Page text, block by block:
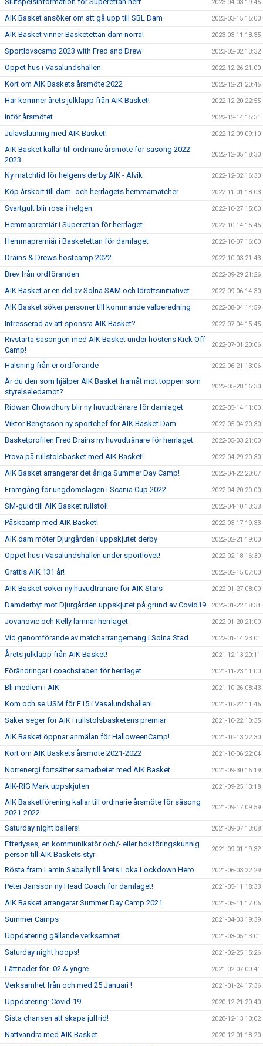
2023-04-03 19:45
AIK Basket ansöker om att gå upp till SBL Dam 2023-03-15 15:00
AIK Basket vinner Basketettan dam norra! 2023-03-11 18:35
Sportlovscamp 2023 with Fred and Drew 2023-02-02 13:32
Öppet hus i Vasalundshallen 2022-12-26 21:00
Kort om AIK Baskets årsmöte 2022 2022-12-21 20:45
Här kommer årets julklapp från AIK Basket! 2022-12-20 22:55
Inför årsmötet 2022-12-14 15:31
Julavslutning med AIK Basket! 2022-12-09 09:10
AIK Basket kallar till ordinarie årsmöte för säsong 2022-
2023
2022-12-05 18:30
Ny matchtid för helgens derby AIK - Alvik 2022-12-02 16:30
Köp årskort till dam- och herrlagets hemmamatcher 2022-11-01 18:03
Svartgult blir rosa i helgen 2022-10-27 15:00
Hemmapremiär i Superettan för herrlaget 2022-10-14 15:45
Hemmapremiär i Basketettan för damlaget 2022-10-07 16:00
Drains & Drews höstcamp 2022 2022-10-03 21:43
Brev från ordföranden 2022-09-29 21:26
AIK Basket är en del av Solna SAM och Idrottsinitiativet 2022-09-06 14:30
AIK Basket söker personer till kommande valberedning 2022-08-04 14:59
Intresserad av att sponsra AIK Basket? 2022-07-04 15:45
Rivstarta säsongen med AIK Basket under höstens Kick Off
Camp!
2022-07-01 20:06
Hälsning från er ordförande 2022-06-21 13:06
Är du den som hjälper AIK Basket framåt mot toppen som
styrelseledamot?
2022-05-28 16:30
Ridwan Chowdhury blir ny huvudtränare för damlaget 2022-05-14 11:00
Viktor Bengtsson ny sportchef för AIK Basket Dam 2022-05-04 20:30
Basketprofilen Fred Drains ny huvudtränare för herrlaget 2022-05-03 21:00
Prova på rullstolsbasket med AIK Basket! 2022-04-29 20:30
AIK Basket arrangerar det årliga Summer Day Camp! 2022-04-22 20:07
Framgång för ungdomslagen i Scania Cup 2022 2022-04-20 20:00
SM-guld till AIK Basket rullstol! 2022-04-10 13:33
Påskcamp med AIK Basket! 2022-03-17 19:33
AIK dam möter Djurgården i uppskjutet derby 2022-02-21 19:00
Öppet hus i Vasalundshallen under sportlovet! 2022-02-18 16:30
Grattis AIK 131 år! 2022-02-15 07:00
AIK Basket söker ny huvudtränare för AIK Stars 2022-01-27 08:00
Damderbyt mot Djurgården uppskjutet på grund av Covid19 2022-01-22 18:34
Jovanovic och Kelly lämnar herrlaget 2022-01-20 21:00
Vid genomförande av matcharrangemang i Solna Stad 2022-01-14 23:01
Årets julklapp från AIK Basket! 2021-12-13 20:11
Förändringar i coachstaben för herrlaget 2021-11-23 11:00
Bli medlem i AIK 2021-10-26 08:43
Kom och se USM för F15 i Vasalundshallen! 2021-10-22 11:46
Säker seger för AIK i rullstolsbasketens premiär 2021-10-22 10:35
AIK Basket öppnar anmälan för HalloweenCamp! 2021-10-13 22:30
Kort om AIK Baskets årsmöte 2021-2022 2021-10-06 22:04
Norrenergi fortsätter samarbetet med AIK Basket 2021-09-30 16:19
AIK-RIG Mark uppskjuten 2021-09-25 13:18
AIK Basketförening kallar till ordinarie årsmöte för säsong
2021-2022
2021-09-17 09:59
Saturday night ballers! 2021-09-07 13:08
Efterlyses, en kommunikatör och/- eller bokföringskunnig
person till AIK Baskets styr
2021-09-01 19:32
Rösta fram Lamin Sabally till årets Loka Lockdown Hero 2021-06-03 22:29
Peter Jansson ny Head Coach för damlaget! 2021-05-11 18:33
AIK Basket arrangerar Summer Day Camp 2021 2021-05-11 17:06
Summer Camps 2021-04-03 19:39
Uppdatering gällande verksamhet 2021-03-05 13:01
Saturday night hoops! 2021-02-25 15:26
Lättnader för -02 & yngre 2021-02-07 00:41
Verksamhet från och med 25 Januari ! 2021-01-24 17:36
Uppdatering: Covid-19 2020-12-21 20:40
Sista chansen att skapa julfrid! 2020-12-13 10:02
Nattvandra med AIK Basket 2020-12-01 18:20